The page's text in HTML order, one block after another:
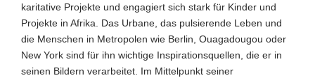
karitative Projekte und engagiert sich stark für Kinder und
Projekte in Afrika. Das Urbane, das pulsierende Leben und
die Menschen in Metropolen wie Berlin, Ouagadougou oder
New York sind für ihn wichtige Inspirationsquellen, die er in
seinen Bildern verarbeitet. Im Mittelpunkt seiner